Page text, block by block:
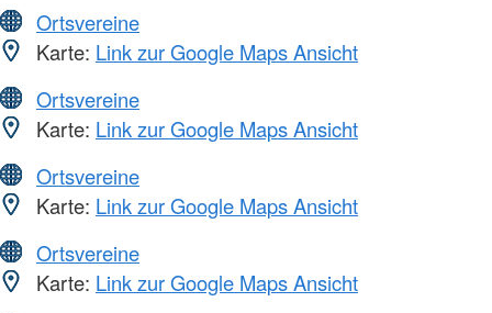
Ortsvereine
Karte: Link zur Google Maps Ansicht
Ortsvereine
Karte: Link zur Google Maps Ansicht
Ortsvereine
Karte: Link zur Google Maps Ansicht
Ortsvereine
Karte: Link zur Google Maps Ansicht